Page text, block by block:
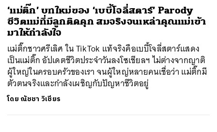
‘แม่ติ๊ก’ บทใหม่ของ ‘เบบี้โจลี่สตาร์’ Parody
ชีวิตแม่ที่มีลูกติดคุก สมจริงจนเหล่าคุณแม่เข้า
มาให้กำลังใจ
แม่ติ๊กชาวศรีเลิศ ใน TikTok แท้จริงคือเบบี้โจลี่สตาร์แสดง
เป็นแม่ติ๊ก อัปเดตชีวิตประจำวันลงโซเชียลฯ ไม่ต่างจากญาติ
ผู้ใหญ่ในครอบครัวของเรา จนผู้ใหญ่หลายคนเชื่อว่า แม่ติ๊กมี
ตัวตนจริงและกำลังเผชิญกับปัญหาชีวิตอยู่
โดย ณัชชา วิเชียร